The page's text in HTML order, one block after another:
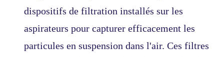
dispositifs de filtration installés sur les
aspirateurs pour capturer efficacement les
particules en suspension dans l'air. Ces filtres